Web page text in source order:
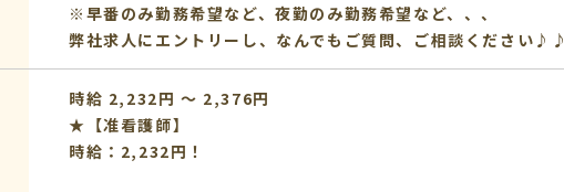
※早番のみ勤務希望など、夜勤のみ勤務希望など、、、
弊社求人にエントリーし、なんでもご質問、ご相談ください♪♪
時給 2,232円 〜 2,376円
★【准看護師】
時給：2,232円！